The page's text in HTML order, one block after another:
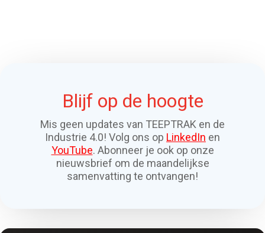
Blijf op de hoogte
Mis geen updates van TEEPTRAK en de
Industrie 4.0! Volg ons op LinkedIn en
YouTube. Abonneer je ook op onze
nieuwsbrief om de maandelijkse
samenvatting te ontvangen!